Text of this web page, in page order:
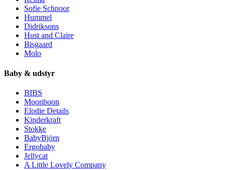
Sofie Schnoor
Hummel
Didriksons
Hust and Claire
Bisgaard
Molo
Baby & udstyr
BIBS
Moonboon
Elodie Details
Kinderkraft
Stokke
BabyBjörn
Ergobaby
Jellycat
A Little Lovely Company